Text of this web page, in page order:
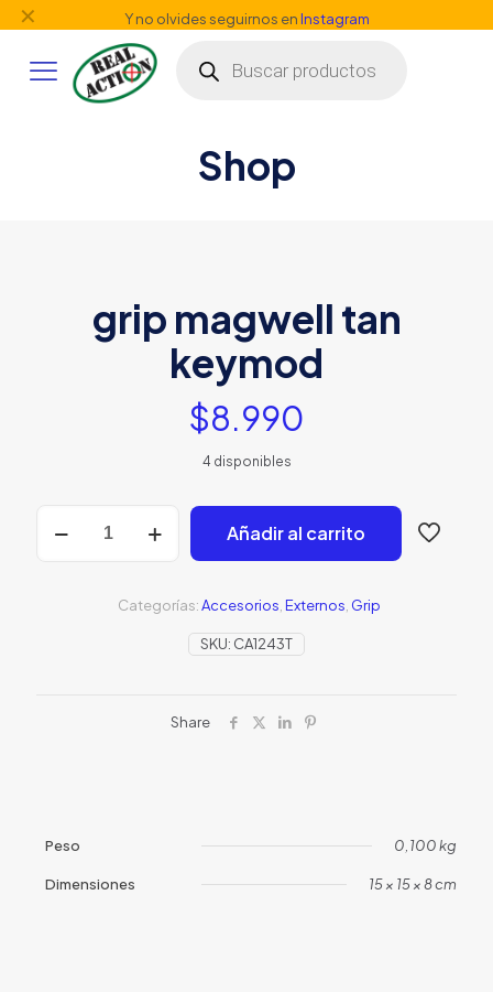
Y no olvides seguirnos enInstagram
✕
productos
Shop
grip magwell tan
keymod
$8.990
4 disponibles
magwell
Añadir al carrito
SKU: CA1243T
Categorías:Accesorios Externos Grip
Share
Peso 0,100 kg
Dimensiones 15 × 15 × 8 cm